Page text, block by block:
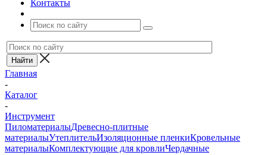
Контакты
Главная
-
Каталог
-
Инструмент
ПиломатериалыДревесно-плитные
материалыУтеплительИзоляционные пленкиКровельные
материалыКомплектующие для кровлиЧердачные